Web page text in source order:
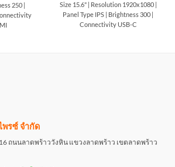
250 |
Size 15.6" | Resolution 1920x1080 |
Panel Type IPS | Brightness 300 |
Connectivity USB-C
พรซ์ จำกัด
ถนนลาดพร้าววังหิน แขวงลาดพร้าว เขตลาดพร้าว